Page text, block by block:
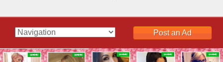
Post an Ad